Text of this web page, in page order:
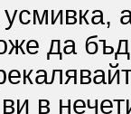
да
в